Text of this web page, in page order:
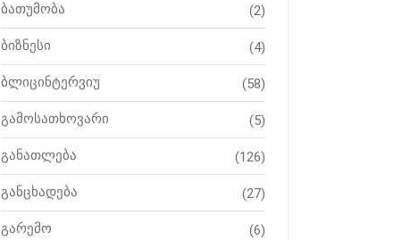
ბათუმობა (2)
ბიზნესი (4)
ბლიცინტერვიუ (58)
გამოსათხოვარი (5)
განათლება (126)
განცხადება (27)
გარემო (6)